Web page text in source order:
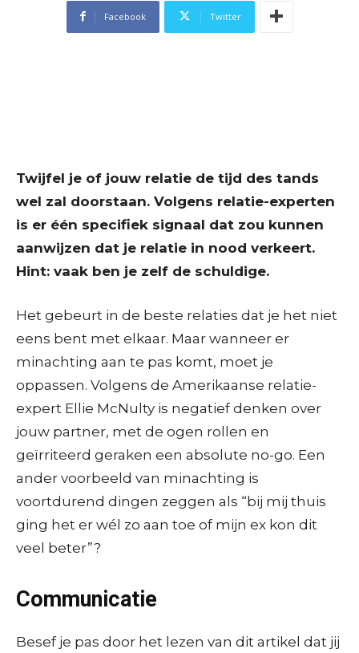
Facebook Twitter
Twijfel je of jouw relatie de tijd des tands
wel zal doorstaan. Volgens relatie-experten
is er één specifiek signaal dat zou kunnen
aanwijzen dat je relatie in nood verkeert.
Hint: vaak ben je zelf de schuldige.
Het gebeurt in de beste relaties dat je het niet
eens bent met elkaar. Maar wanneer er
minachting aan te pas komt, moet je
oppassen. Volgens de Amerikaanse relatie-
expert Ellie McNulty is negatief denken over
jouw partner, met de ogen rollen en
geïrriteerd geraken een absolute no-go. Een
ander voorbeeld van minachting is
voortdurend dingen zeggen als “bij mij thuis
ging het er wél zo aan toe of mijn ex kon dit
veel beter”?
Communicatie
Besef je pas door het lezen van dit artikel dat jij